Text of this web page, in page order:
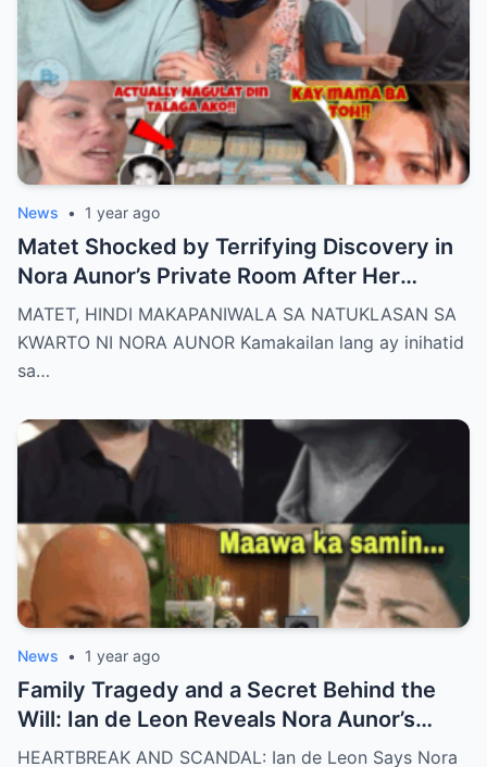
News • 1 year ago
Matet Shocked by Terrifying Discovery in
Nora Aunor’s Private Room After Her
De@th – The Whole Family Stunned by the
Unthinkable!
MATET, HINDI MAKAPANIWALA SA NATUKLASAN SA
KWARTO NI NORA AUNOR Kamakailan lang ay inihatid
sa…
News • 1 year ago
Family Tragedy and a Secret Behind the
Will: Ian de Leon Reveals Nora Aunor’s
Adopted Children Were Written Out of the
HEARTBREAK AND SCANDAL: Ian de Leon Says Nora